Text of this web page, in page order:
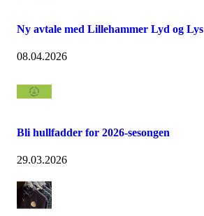
Ny avtale med Lillehammer Lyd og Lys
08.04.2026
Bli hullfadder for 2026-sesongen
29.03.2026